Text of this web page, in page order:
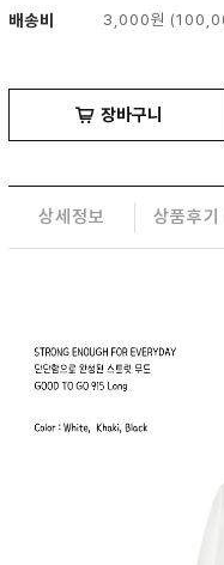
배송비 3,000원
장바구니
상세정보 상품후